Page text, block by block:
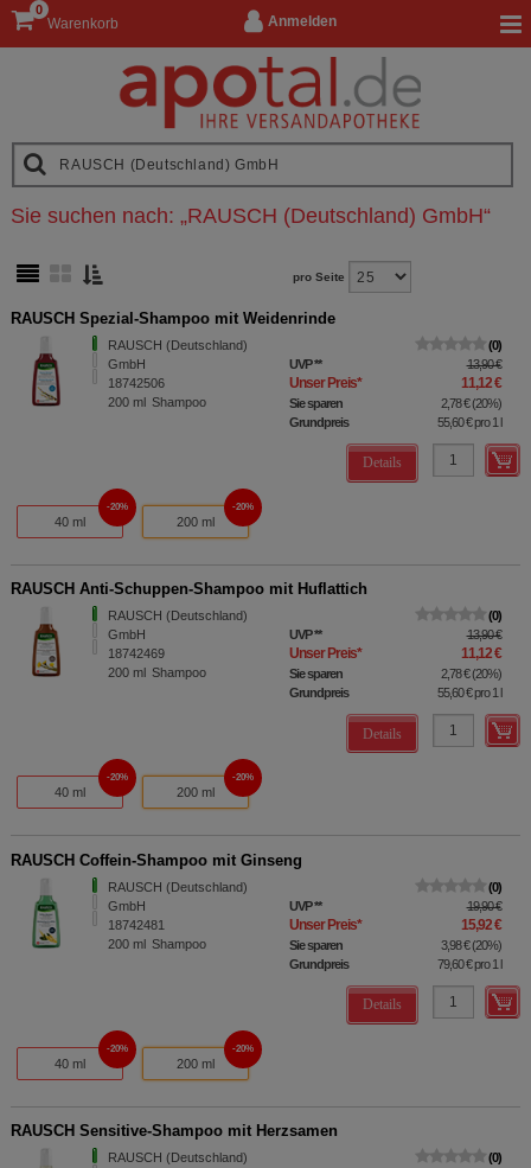
Anmelden
Warenkorb
0
Sie suchen nach: „RAUSCH (Deutschland) GmbH“
pro Seite
RAUSCH Spezial-Shampoo mit Weidenrinde
RAUSCH (Deutschland)
GmbH
18742506
200 ml Shampoo
0
UVP** 13,90 €
Unser Preis* 11,12 €
Sie sparen 2,78 €(20%)
Grundpreis
55,60 €pro 1 l
Details
40 ml
20%
200 ml
20%
RAUSCH Anti-Schuppen-Shampoo mit Huflattich
RAUSCH (Deutschland)
GmbH
18742469
200 ml Shampoo
0
UVP** 13,90 €
Unser Preis* 11,12 €
Sie sparen 2,78 €(20%)
Grundpreis
55,60 €pro 1 l
Details
40 ml
20%
200 ml
20%
RAUSCH Coffein-Shampoo mit Ginseng
RAUSCH (Deutschland)
GmbH
18742481
200 ml Shampoo
0
UVP** 19,90 €
Unser Preis* 15,92 €
Sie sparen 3,98 €(20%)
Grundpreis
79,60 €pro 1 l
Details
40 ml
20%
200 ml
20%
RAUSCH Sensitive-Shampoo mit Herzsamen
RAUSCH (Deutschland)
0